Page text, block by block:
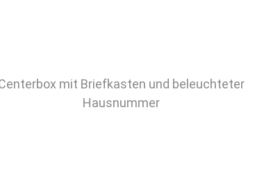
mit Briefkasten und beleuchteter
Hausnummer